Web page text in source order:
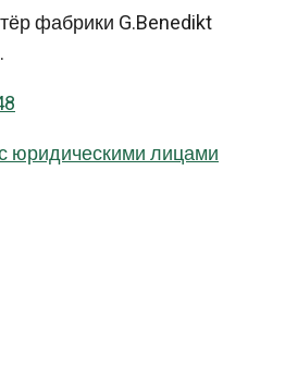
фабрики G.Benedikt
юридическими лицами